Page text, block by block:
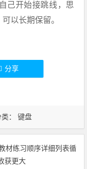
己开始接跳线，思
以长期保留。
分享
类：键盘